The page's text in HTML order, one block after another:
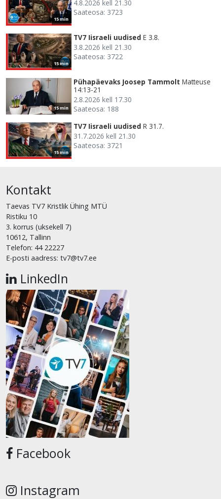
15 min
4.8.2026 kell 21.30
Saateosa: 3723
15 min
TV7 Iisraeli uudised E 3.8.
3.8.2026 kell 21.30
Saateosa: 3722
15 min
Pühapäevaks Joosep Tammolt Matteuse
14:13-21
2.8.2026 kell 17.30
Saateosa: 188
15 min
TV7 Iisraeli uudised R 31.7.
31.7.2026 kell 21.30
Saateosa: 3721
Kontakt
Taevas TV7 Kristlik Ühing MTÜ
Ristiku 10
3. korrus (uksekell 7)
10612, Tallinn
Telefon: 44 22227
E-posti aadress: tv7@tv7.ee
LinkedIn
Facebook
Instagram